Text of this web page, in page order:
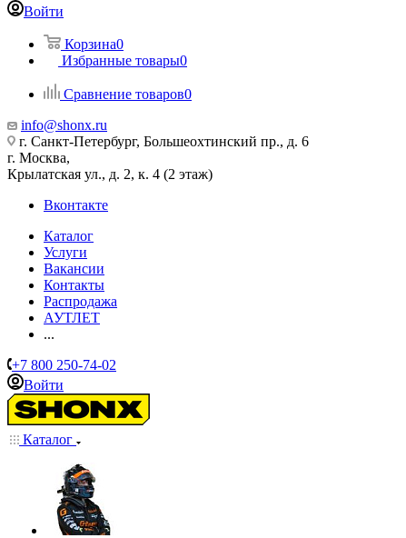
Войти
Корзина0
Избранные товары0
Сравнение товаров0
info@shonx.ru
г. Санкт-Петербург, Большеохтинский пр., д. 6
г. Москва,
Крылатская ул., д. 2, к. 4 (2 этаж)
Вконтакте
Каталог
Услуги
Вакансии
Контакты
Распродажа
АУТЛЕТ
...
+7 800 250-74-02
Войти
Каталог